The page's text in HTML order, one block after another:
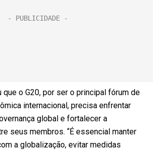
que o G20, por ser o principal fórum de
internacional, precisa enfrentar
global e fortalecer a
seus membros. “É essencial manter
a globalização, evitar medidas